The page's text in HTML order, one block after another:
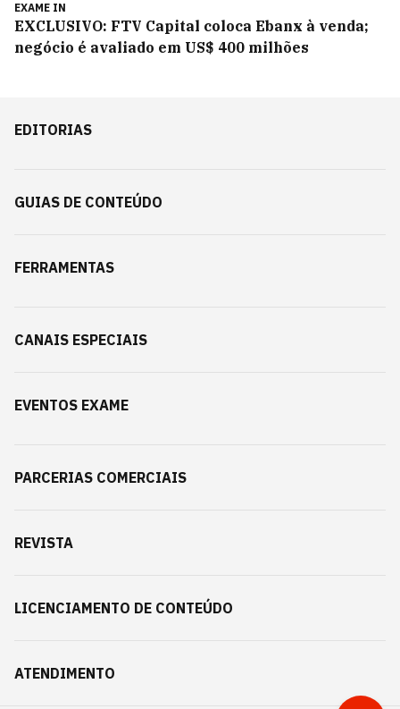
EXAME IN
EXCLUSIVO: FTV Capital coloca Ebanx à venda;
negócio é avaliado em US$ 400 milhões
EDITORIAS
GUIAS DE CONTEÚDO
FERRAMENTAS
CANAIS ESPECIAIS
EVENTOS EXAME
PARCERIAS COMERCIAIS
REVISTA
LICENCIAMENTO DE CONTEÚDO
ATENDIMENTO